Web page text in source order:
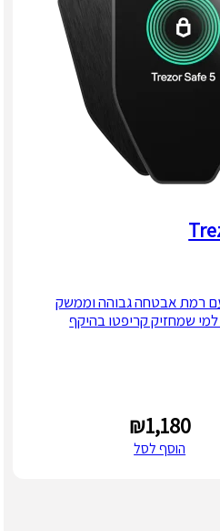
רמת אבטחה גבוהה וממשק
שמחזיק קריפטו בהיקף
₪1,180
הוסף לסל